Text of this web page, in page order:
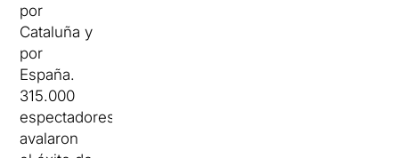
por
Cataluña y
por
España.
315.000
espectadores
avalaron